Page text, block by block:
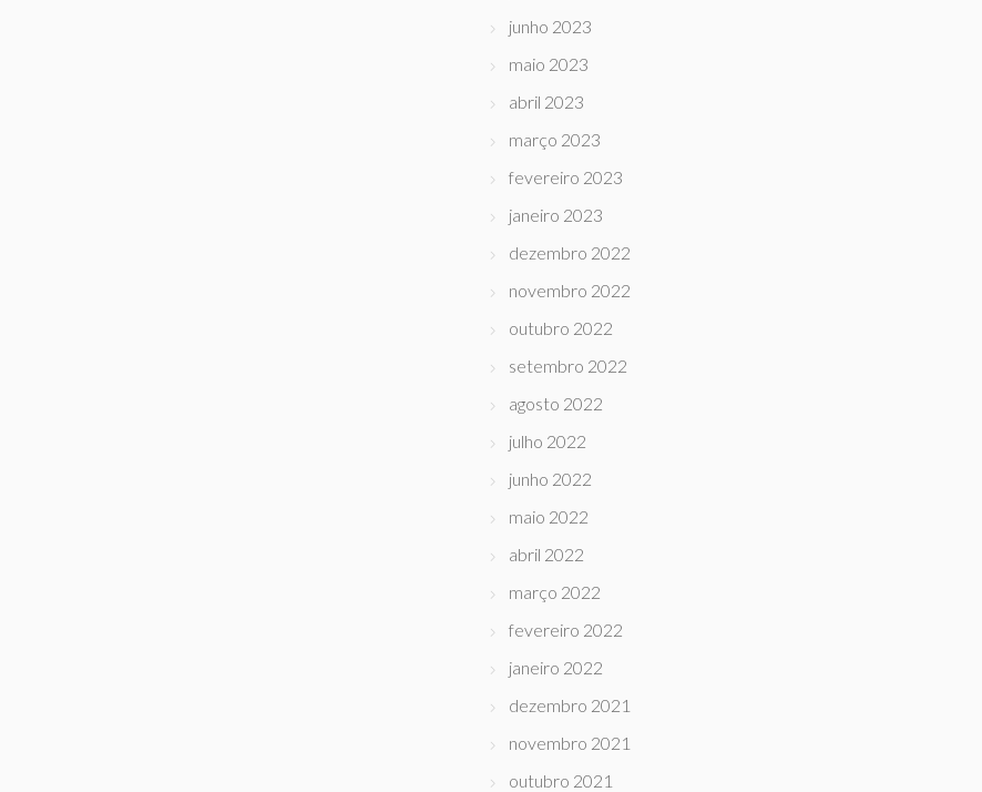
junho 2023
maio 2023
abril 2023
março 2023
fevereiro 2023
janeiro 2023
dezembro 2022
novembro 2022
outubro 2022
setembro 2022
agosto 2022
julho 2022
junho 2022
maio 2022
abril 2022
março 2022
fevereiro 2022
janeiro 2022
dezembro 2021
novembro 2021
outubro 2021